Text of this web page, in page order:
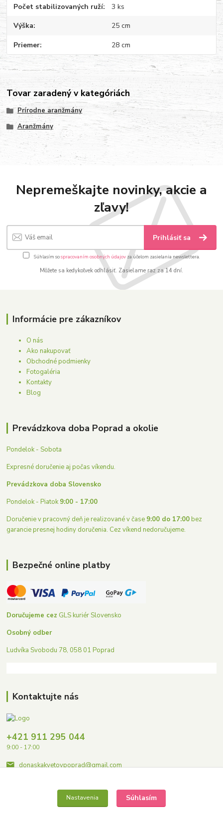
Počet stabilizovaných ruží 3 ks
Výška 25 cm
Priemer 28 cm
Tovar zaradený v kategóriách
Prírodne aranžmány
Aranžmány
Nepremeškajte novinky, akcie a
zľavy!
Prihlásiť sa
Súhlasím sospracovaním osobných údajov za účelom zasielania newslettera.
Môžete sa kedykoľvek odhlásiť. Zasielame raz za 14 dní.
Informácie pre zákazníkov
O nás
Ako nakupovať
Obchodné podmienky
Fotogaléria
Kontakty
Blog
Prevádzkova doba Poprad a okolie
Pondelok - Sobota
Expresné doručenie aj počas víkendu.
Prevádzkova doba Slovensko
Pondelok - Piatok9:00 - 17:00
Doručenie v pracovný deň je realizované v čase 9:00 do 17:00bez
garancie presnej hodiny doručenia. Cez víkend nedoručujeme.
Bezpečné online platby
Doručujeme cez GLS kuriér Slovensko
Osobný odber
Ludvíka Svobodu 78, 058 01 Poprad
Kontaktujte nás
+421 911 295 044
9:00 - 17:00
donaskakvetovpoprad@gmail.com
Nastavenia Súhlasím